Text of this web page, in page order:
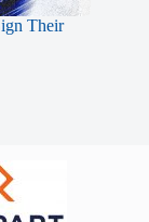
Their